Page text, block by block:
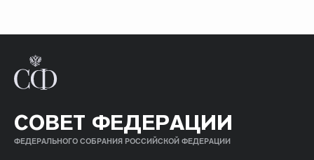
СОВЕТ ФЕДЕРАЦИИ
ФЕДЕРАЛЬНОГО СОБРАНИЯ РОССИЙСКОЙ ФЕДЕРАЦИИ